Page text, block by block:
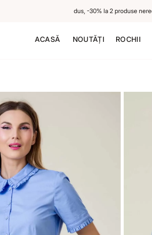
-20% la 1 produs neredus, -30% la 2 produse nereduse
ACASĂ NOUTĂȚI ROCHII